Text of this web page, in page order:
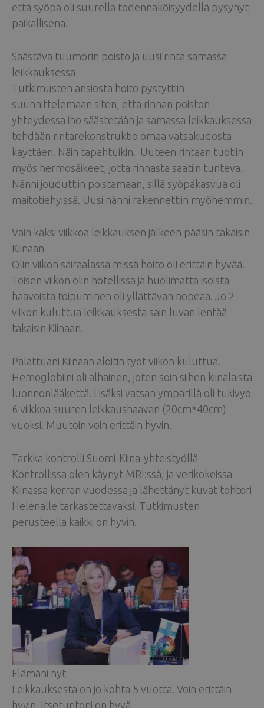
että syöpä oli suurella todennäköisyydellä pysynyt
paikallisena.
Säästävä tuumorin poisto ja uusi rinta samassa
leikkauksessa
Tutkimusten ansiosta hoito pystyttiin
suunnittelemaan siten, että rinnan poiston
yhteydessä iho säästetään ja samassa leikkauksessa
tehdään rintarekonstruktio omaa vatsakudosta
käyttäen. Näin tapahtuikin. Uuteen rintaan tuotiin
myös hermosäikeet, jotta rinnasta saatiin tunteva.
Nänni jouduttiin poistamaan, sillä syöpäkasvua oli
maitotiehyissä. Uusi nänni rakennettiin myöhemmin.
Vain kaksi viikkoa leikkauksen jälkeen pääsin takaisin
Kiinaan
Olin viikon sairaalassa missä hoito oli erittäin hyvää.
Toisen viikon olin hotellissa ja huolimatta isoista
haavoista toipuminen oli yllättävän nopeaa. Jo 2
viikon kuluttua leikkauksesta sain luvan lentää
takaisin Kiinaan.
Palattuani Kiinaan aloitin työt viikon kuluttua.
Hemoglobiini oli alhainen, joten soin siihen kiinalaista
luonnonlääkettä. Lisäksi vatsan ympärillä oli tukivyö
6 viikkoa suuren leikkaushaavan (20cm*40cm)
vuoksi. Muutoin voin erittäin hyvin.
Tarkka kontrolli Suomi-Kiina-yhteistyöllä
Kontrollissa olen käynyt MRI:ssä, ja verikokeissa
Kiinassa kerran vuodessa ja lähettänyt kuvat tohtori
Helenalle tarkastettavaksi. Tutkimusten
perusteella kaikki on hyvin.
Elämäni nyt
Leikkauksesta on jo kohta 5 vuotta. Voin erittäin
hyvin. Itsetuntoni on hyvä.